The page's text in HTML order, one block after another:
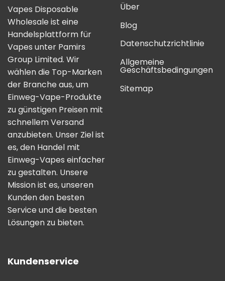
Vapes Disposable
Wholesale ist eine
Handelsplattform für
Vapes unter Pamirs
Group Limited. Wir
wählen die Top-Marken
der Branche aus, um
Einweg-Vape-Produkte
zu günstigen Preisen mit
schnellem Versand
anzubieten. Unser Ziel ist
es, den Handel mit
Einweg-Vapes einfacher
zu gestalten. Unsere
Mission ist es, unseren
Kunden den besten
Service und die besten
Lösungen zu bieten.
Über
Blog
Datenschutzrichtlinie
Allgemeine
Geschäftsbedingungen
Sitemap
Kundenservice